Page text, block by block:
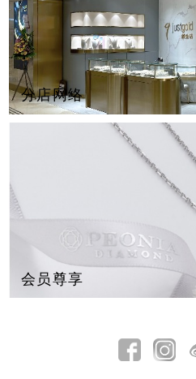
分店网络
会员尊享